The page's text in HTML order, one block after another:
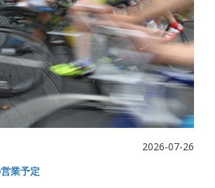
2026-07-26
業予定